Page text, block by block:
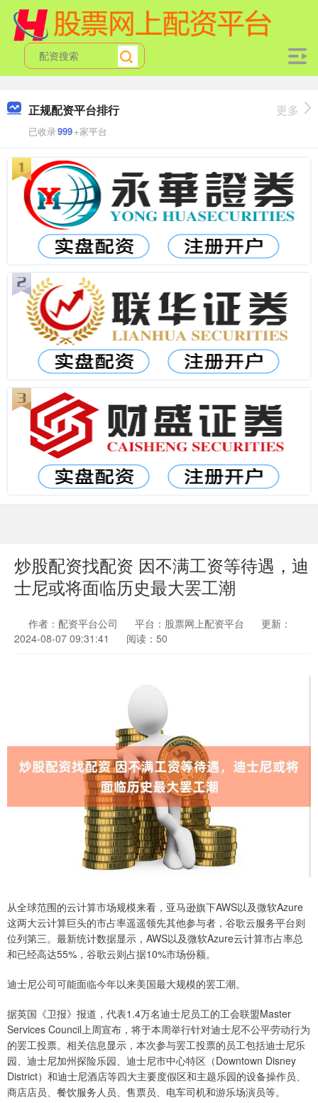
正规配资平台排行
已收录999+家平台
更多
炒股配资找配资 因不满工资等待遇，迪
士尼或将面临历史最大罢工潮
作者：配资平台公司 平台：股票网上配资平台
更新：
2024-08-07 09:31:41
阅读：50
从全球范围的云计算市场规模来看，亚马逊旗下AWS以及微软Azure
这两大云计算巨头的市占率遥遥领先其他参与者，谷歌云服务平台则
位列第三。最新统计数据显示，AWS以及微软Azure云计算市占率总
和已经高达55%，谷歌云则占据10%市场份额。
迪士尼公司可能面临今年以来美国最大规模的罢工潮。
据英国《卫报》报道，代表1.4万名迪士尼员工的工会联盟Master
Services Council上周宣布，将于本周举行针对迪士尼不公平劳动行为
的罢工投票。相关信息显示，本次参与罢工投票的员工包括迪士尼乐
园、迪士尼加州探险乐园、迪士尼市中心特区（Downtown Disney
District）和迪士尼酒店等四大主要度假区和主题乐园的设备操作员、
商店店员、餐饮服务人员、售票员、电车司机和游乐场演员等。